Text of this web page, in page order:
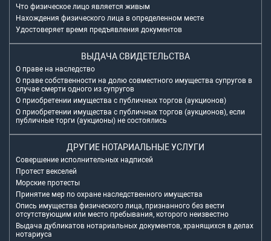
Что физическое лицо является живым
Нахождения физического лица в определенном месте
Удостоверяет время предъявления документов
ВЫДАЧА СВИДЕТЕЛЬСТВА
О праве на наследство
О праве собственности на долю совместного имущества супругов в
случае смерти одного из супругов
О приобретении имущества с публичных торгов (аукционов)
О приобретении имущества с публичных торгов (аукционов), если
публичные торги (аукционы) не состоялись
ДРУГИЕ НОТАРИАЛЬНЫЕ УСЛУГИ
Совершение исполнительных надписей
Протест векселей
Морские протесты
Принятие мер по охране наследственного имущества
Опись имущества физического лица, признанного без вести
отсутствующим или место пребывания, которого неизвестно
Выдача дубликатов нотариальных документов, хранящихся в делах
нотариуса